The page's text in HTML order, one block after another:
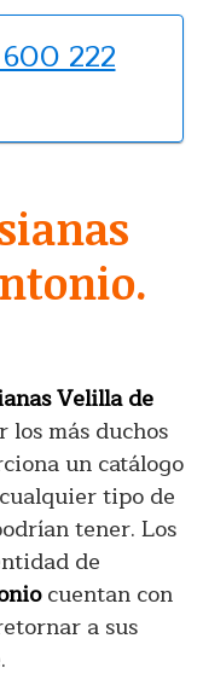
222
Velilla de
los más duchos
un catálogo
tipo de
tener. Los
de
cuentan con
a sus